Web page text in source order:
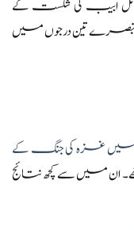
ابیب کی شکست کے
تبصرے تین درجوں میں
میں غزہ کی جنگ کے
ان میں سے کچھ نتائج